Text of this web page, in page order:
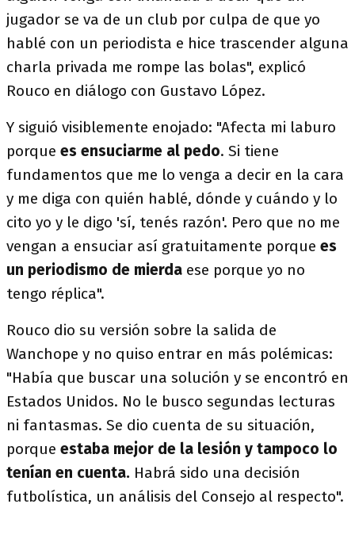
jugador se va de un club por culpa de que yo
hablé con un periodista e hice trascender alguna
charla privada me rompe las bolas", explicó
Rouco en diálogo con Gustavo López.
Y siguió visiblemente enojado: "Afecta mi laburo
porque es ensuciarme al pedo. Si tiene
fundamentos que me lo venga a decir en la cara
y me diga con quién hablé, dónde y cuándo y lo
cito yo y le digo 'sí, tenés razón'. Pero que no me
vengan a ensuciar así gratuitamente porque es
un periodismo de mierda ese porque yo no
tengo réplica".
Rouco dio su versión sobre la salida de
Wanchope y no quiso entrar en más polémicas:
"Había que buscar una solución y se encontró en
Estados Unidos. No le busco segundas lecturas
ni fantasmas. Se dio cuenta de su situación,
porque estaba mejor de la lesión y tampoco lo
tenían en cuenta. Habrá sido una decisión
futbolística, un análisis del Consejo al respecto".